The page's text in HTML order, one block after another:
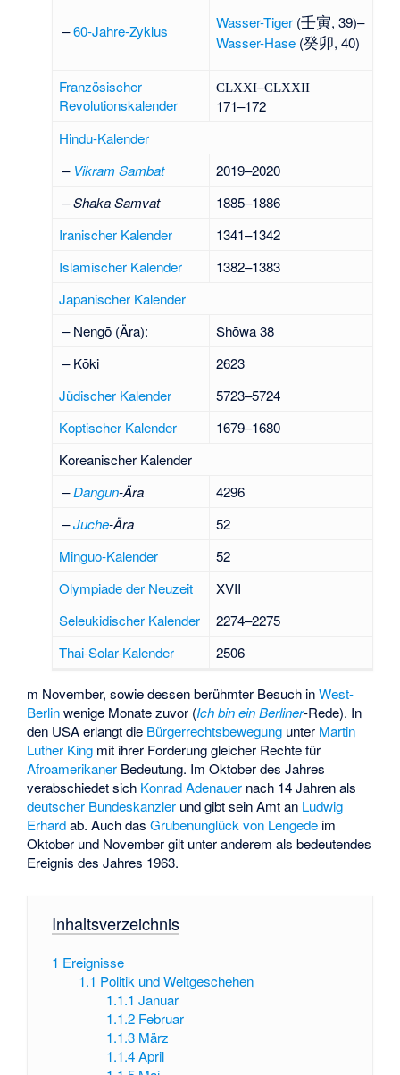
–60-Jahre-Zyklus Wasser-Tiger (壬寅, 39)–
Wasser-Hase (癸卯, 40)
Französischer
Revolutionskalender
CLXXI–CLXXII
171–172
Hindu-Kalender
– Vikram Sambat
2019–2020
–Shaka Samvat
1885–1886
Iranischer Kalender
1341–1342
Islamischer Kalender
1382–1383
Japanischer Kalender
– Nengō (Ära):
Shōwa 38
– Kōki
2623
Jüdischer Kalender
5723–5724
Koptischer Kalender
1679–1680
Koreanischer Kalender
–Dangun-Ära
4296
–Juche-Ära
52
Minguo-Kalender
52
Olympiade der Neuzeit
XVII
Seleukidischer Kalender
2274–2275
Thai-Solar-Kalender
2506
m November, sowie dessen berühmter Besuch inWest-
Berlinwenige Monate zuvor (Ich bin ein Berliner-Rede). In
den USA erlangt die Bürgerrechtsbewegung unter Martin
Luther King mit ihrer Forderung gleicher Rechte für
Afroamerikaner Bedeutung. Im Oktober des Jahres
verabschiedet sich Konrad Adenauer nach 14 Jahren als
deutscher Bundeskanzler und gibt sein Amt an Ludwig
Erhardab. Auch dasGrubenunglück von Lengede im
Oktober und November gilt unter anderem als bedeutendes
Ereignis des Jahres 1963.
Inhaltsverzeichnis
1 Ereignisse
1.1 Politik und Weltgeschehen
1.1.1 Januar
1.1.2 Februar
1.1.3 März
1.1.4 April